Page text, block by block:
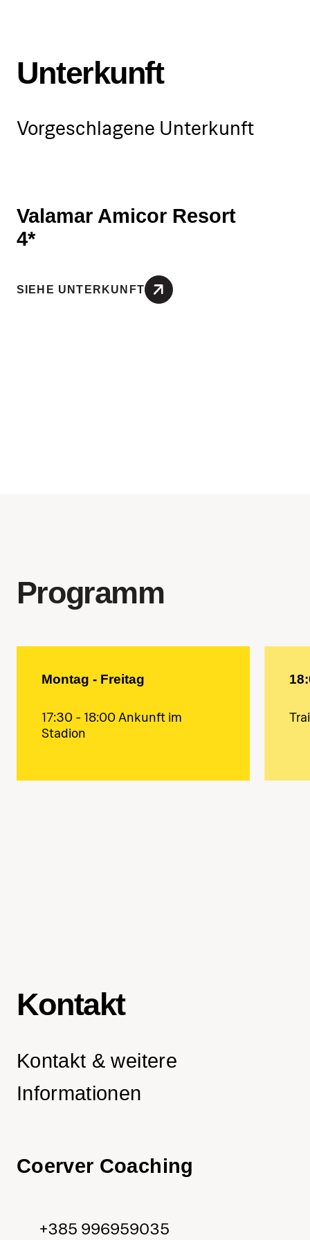
angepasst werden.
Unterkunft
Vorgeschlagene Unterkunft
Valamar Amicor Resort
4*
SIEHE UNTERKUNFT
Programm
Montag - Freitag
17:30 - 18:00 Ankunft im
Stadion
Kontakt
Kontakt & weitere
Informationen
Coerver Coaching
+385 996959035